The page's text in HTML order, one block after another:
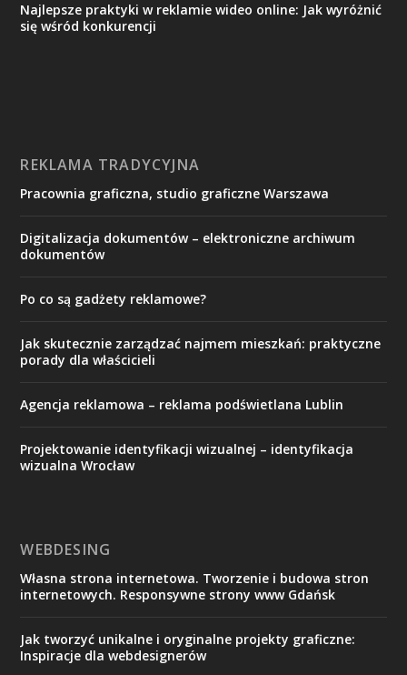
Najlepsze praktyki w reklamie wideo online: Jak wyróżnić
się wśród konkurencji
REKLAMA TRADYCYJNA
Pracownia graficzna, studio graficzne Warszawa
Digitalizacja dokumentów – elektroniczne archiwum
dokumentów
Po co są gadżety reklamowe?
Jak skutecznie zarządzać najmem mieszkań: praktyczne
porady dla właścicieli
Agencja reklamowa – reklama podświetlana Lublin
Projektowanie identyfikacji wizualnej – identyfikacja
wizualna Wrocław
WEBDESING
Własna strona internetowa. Tworzenie i budowa stron
internetowych. Responsywne strony www Gdańsk
Jak tworzyć unikalne i oryginalne projekty graficzne:
Inspiracje dla webdesignerów